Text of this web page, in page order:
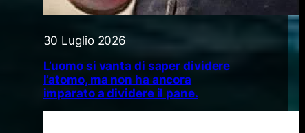
30 Luglio 2026
L’uomo si vanta di saper dividere
l’atomo, ma non ha ancora
imparato a dividere il pane.